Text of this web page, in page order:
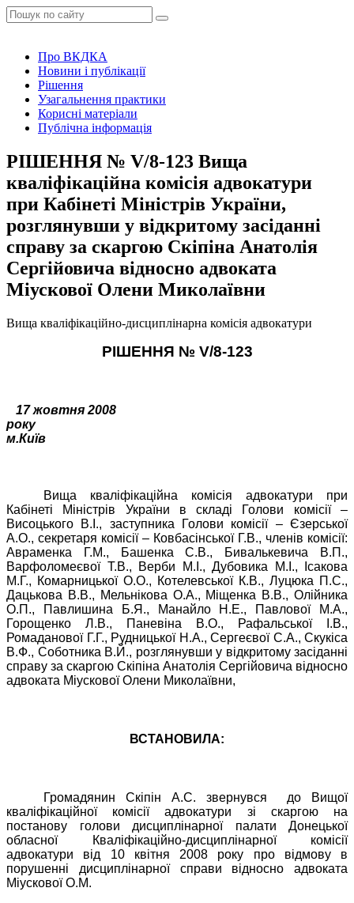
Про ВКДКА
Новини і публікації
Рішення
Узагальнення практики
Корисні матеріали
Публічна інформація
РІШЕННЯ № V/8-123 Вища
кваліфікаційна комісія адвокатури
при Кабінеті Міністрів України,
розглянувши у відкритому засіданні
справу за скаргою Скіпіна Анатолія
Сергійовича відносно адвоката
Міускової Олени Миколаївни
Вища кваліфікаційно-дисциплінарна комісія адвокатури
РІШЕННЯ № V/8-123
17 жовтня 2008
року
м.Київ
Вища кваліфікаційна комісія адвокатури при
Кабінеті Міністрів України в складі Голови комісії –
Висоцького В.І., заступника Голови комісії – Єзерської
А.О., секретаря комісії – Ковбасінської Г.В., членів комісії:
Авраменка Г.М., Башенка С.В., Бивалькевича В.П.,
Варфоломеєвої Т.В., Верби М.І., Дубовика М.І., Ісакова
М.Г., Комарницької О.О., Котелевської К.В., Луцюка П.С.,
Дацькова В.В., Мельнікова О.А., Міщенка В.В., Олійника
О.П., Павлишина Б.Я., Манайло Н.Е., Павлової М.А.,
Горощенко Л.В., Паневіна В.О., Рафальської І.В.,
Ромаданової Г.Г., Рудницької Н.А., Сергеєвої С.А., Скукіса
В.Ф., Соботника В.Й., розглянувши у відкритому засіданні
справу за скаргою Скіпіна Анатолія Сергійовича відносно
адвоката Міускової Олени Миколаївни,
ВСТАНОВИЛА:
Громадянин Скіпін А.С. звернувся
до Вищої
кваліфікаційної комісії адвокатури зі скаргою на
постанову голови дисциплінарної палати Донецької
обласної Кваліфікаційно-дисциплінарної комісії
адвокатури від 10 квітня 2008 року про відмову в
порушенні дисциплінарної справи відносно адвоката
Міускової О.М.